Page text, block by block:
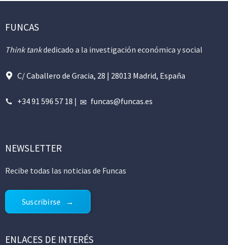
FUNCAS
Think tankdedicado a la investigación económica y social
C/ Caballero de Gracia, 28 | 28013 Madrid, España
+34 91 596 57 18 | funcas@funcas.es
NEWSLETTER
Recibe todas las noticias de Funcas
Suscribirse
ENLACES DE INTERÉS